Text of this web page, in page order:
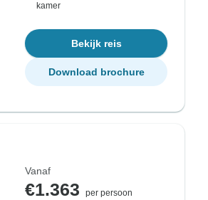
kamer
Bekijk reis
Download brochure
Vanaf
€1.363
per persoon